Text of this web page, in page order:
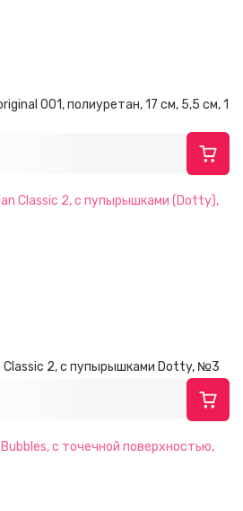
001, полиуретан, 17 см, 5,5 см, 1
Classic 2, с пупырышками Dotty, №3